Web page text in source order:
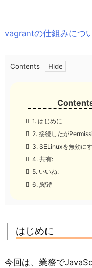
vagrantの仕組みにつ
Contents
1. はじめに
2. 接続したが
3. SELinuxを無効に
4. 共有:
5. いいね:
6. 関連
はじめに
今回は、業務で